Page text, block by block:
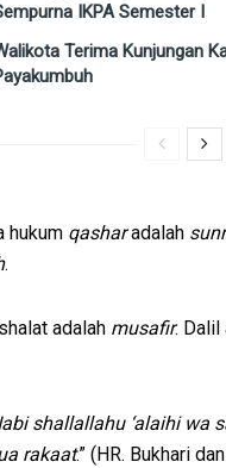
IKPA Semester I
Terima Kunjungan
hukum qasharadalah
.
adalah musafir. Dalil
shallallahu ‘alaihi wa
rakaat.” (HR. Bukhari